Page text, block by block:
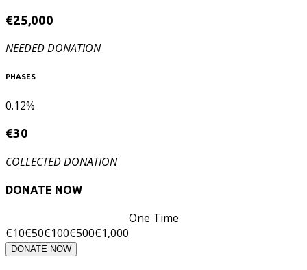
€25,000
NEEDED DONATION
PHASES
0.12%
€30
COLLECTED DONATION
DONATE NOW
One Time
€10€50€100€500€1,000
DONATE NOW